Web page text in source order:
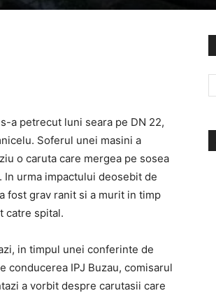
a petrecut luni seara pe DN 22,
Soferul unei masini a
o caruta care mergea pe sosea
In urma impactului deosebit de
fost grav ranit si a murit in timp
catre spital.
in timpul unei conferinte de
conducerea IPJ Buzau, comisarul
a vorbit despre carutasii care